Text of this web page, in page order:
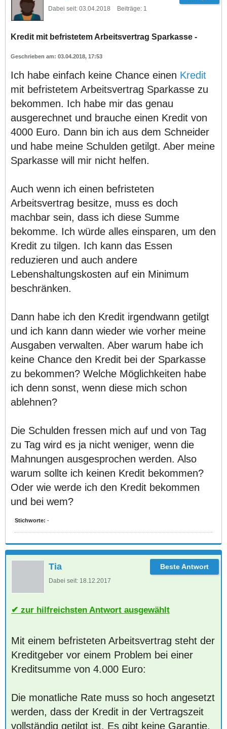
Dabei seit: 03.04.2018 Beiträge: 1
Kredit mit befristetem Arbeitsvertrag Sparkasse -
03.04.2018, 17:53
Ich habe einfach keine Chance einen Kredit
mit befristetem Arbeitsvertrag Sparkasse zu
bekommen. Ich habe mir das genau
ausgerechnet und brauche einen Kredit von
4000 Euro. Dann bin ich aus dem Schneider
und habe meine Schulden getilgt. Aber meine
Sparkasse will mir nicht helfen.
Auch wenn ich einen befristeten
Arbeitsvertrag besitze, muss es doch
machbar sein, dass ich diese Summe
bekomme. Ich würde alles einsparen, um den
Kredit zu tilgen. Ich kann das Essen
reduzieren und auch andere
Lebenshaltungskosten auf ein Minimum
beschränken.
Dann habe ich den Kredit irgendwann getilgt
und ich kann dann wieder wie vorher meine
Ausgaben verwalten. Aber warum habe ich
keine Chance den Kredit bei der Sparkasse
zu bekommen? Welche Möglichkeiten habe
ich denn sonst, wenn diese mich schon
ablehnen?
Die Schulden fressen mich auf und von Tag
zu Tag wird es ja nicht weniger, wenn die
Mahnungen ausgesprochen werden. Also
warum sollte ich keinen Kredit bekommen?
Oder wie werde ich den Kredit bekommen
und bei wem?
Stichworte: -
Tia
Dabei seit: 18.12.2017
zur hilfreichsten Antwort ausgewählt
Mit einem befristeten Arbeitsvertrag steht der
Kreditgeber vor einem Problem bei einer
Kreditsumme von 4.000 Euro:
Die monatliche Rate muss so hoch angesetzt
werden, dass der Kredit in der Vertragszeit
vollständig getilgt ist. Es gibt keine Garantie,